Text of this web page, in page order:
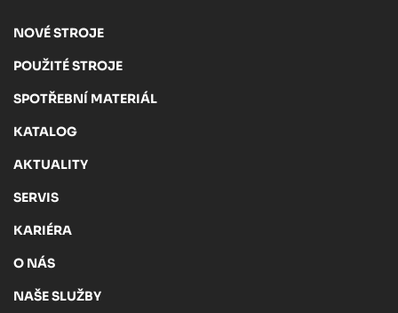
NOVÉ STROJE
POUŽITÉ STROJE
SPOTŘEBNÍ MATERIÁL
KATALOG
AKTUALITY
SERVIS
KARIÉRA
O NÁS
NAŠE SLUŽBY